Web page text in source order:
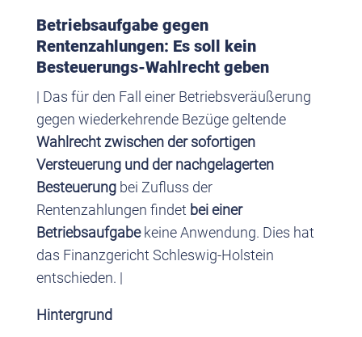
Betriebsaufgabe gegen
Rentenzahlungen: Es soll kein
Besteuerungs-Wahlrecht geben
| Das für den Fall einer Betriebsveräußerung
gegen wiederkehrende Bezüge geltende
Wahlrecht zwischen der sofortigen
Versteuerung und der nachgelagerten
Besteuerungbei Zufluss der
Rentenzahlungen findet bei einer
Betriebsaufgabekeine Anwendung. Dies hat
das Finanzgericht Schleswig-Holstein
entschieden. |
Hintergrund